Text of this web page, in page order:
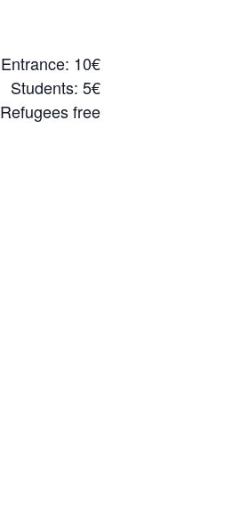
Entrance: 10€
Students: 5€
Refugees free